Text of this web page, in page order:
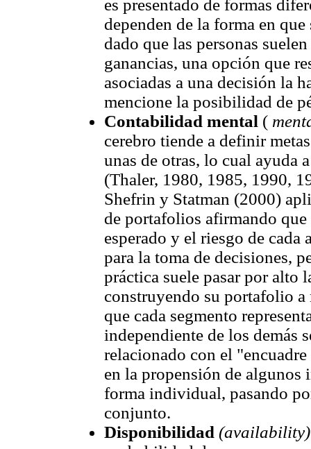
es presentado de formas
dependen de la forma en
dado que las personas
ganancias, una opción que
asociadas a una decisión la
mencione la posibilidad de
Contabilidad mental (
cerebro tiende a definir
unas de otras, lo cual ayuda
(Thaler, 1980, 1985, 1990,
Shefrin y Statman (2000)
de portafolios afirmando
esperado y el riesgo de
para la toma de decisiones,
práctica suele pasar por alto
construyendo su portafolio a
que cada segmento
independiente de los demás
relacionado con el
en la propensión de algunos
forma individual, pasando
conjunto.
Disponibilidad